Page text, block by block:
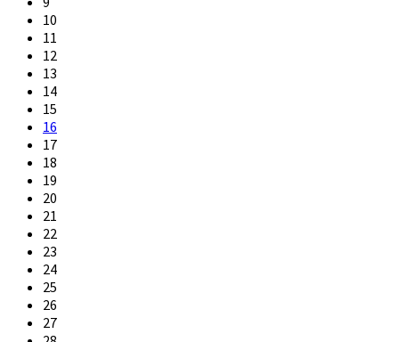
10
11
12
13
14
15
16
17
18
19
20
21
22
23
24
25
26
27